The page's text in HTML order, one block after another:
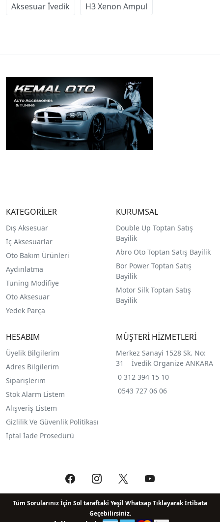
Aksesuar İvedik H3 Xenon Ampul
KATEGORİLER
Dış Aksesuar
İç Aksesuarlar
Oto Bakım Ürünleri
Aydınlatma
Tuning Modifiye
Oto Aksesuar
Yedek Parça
KURUMSAL
Double Up Toptan Satış
Bayilik
Abro Oto Toptan Satış Bayilik
Bor Power Toptan Satış
Bayilik
Motor Silk Toptan Satış
Bayilik
HESABIM
Üyelik Bilgilerim
Adres Bilgilerim
Siparişlerim
Stok Alarm Listem
Alışveriş Listem
Gizlilik Ve Güvenlik Politikası
İptal İade Prosedürü
MÜŞTERİ HİZMETLERİ
Merkez Sanayi 1528 Sk. No:
31 İvedik Organize ANKARA
0 312 394 15 10
0543 727 06 06
Tüm Sorularınız İçin Sol taraftaki Yeşil Whatsap Tıklayarak İrtibata
Geçebilirsiniz.